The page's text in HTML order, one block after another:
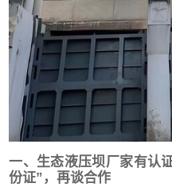
一、生态液压坝厂家有
份证”，再谈合作